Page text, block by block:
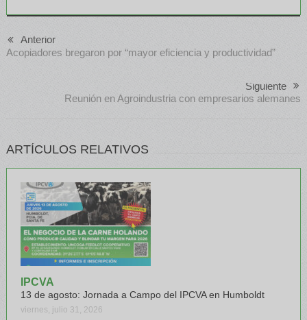
Anterior
Acopiadores bregaron por “mayor eficiencia y productividad”
Siguiente
Reunión en Agroindustria con empresarios alemanes
ARTÍCULOS RELATIVOS
IPCVA
13 de agosto: Jornada a Campo del IPCVA en Humboldt
viernes, julio 31, 2026